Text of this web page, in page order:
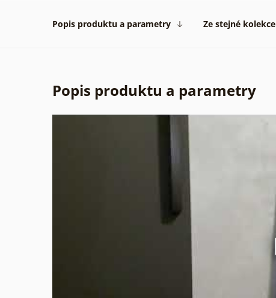
Popis produktu a parametry Ze stejné kolekce
Popis produktu a parametry